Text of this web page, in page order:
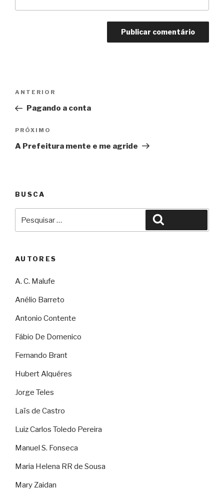
Post
Anterior
ANTERIOR
Pagando a conta
Próximo
PRÓXIMO
A Prefeitura mente e me agride
BUSCA
por:
AUTORES
A. C. Malufe
Anélio Barreto
Antonio Contente
Fábio De Domenico
Fernando Brant
Hubert Alquéres
Jorge Teles
Laïs de Castro
Luiz Carlos Toledo Pereira
Manuel S. Fonseca
Maria Helena RR de Sousa
Mary Zaidan